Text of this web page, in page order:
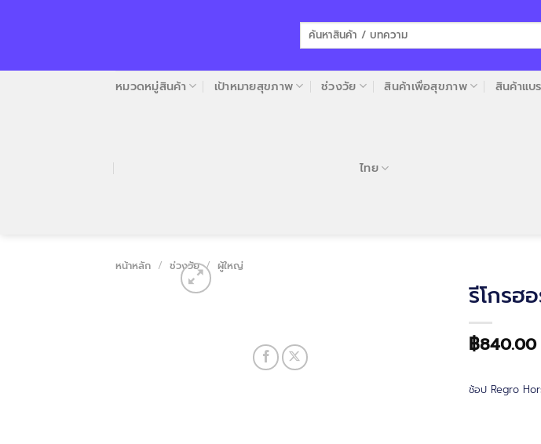
ค้นหา:
หมวดหมู่สินค้า เป้าหมายสุขภาพ ช่วงวัย สินค้าเพื่อสุขภาพ สินค้าแบ
ไทย
หน้าหลัก / ช่วงวัย / ผู้ใหญ่
รีโกรฮ
฿840.00
ช้อป Regro